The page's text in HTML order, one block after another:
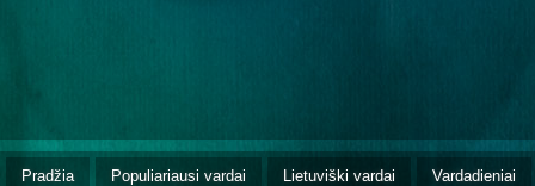
Pradžia Populiariausi vardai Lietuviški vardai Vardadieniai